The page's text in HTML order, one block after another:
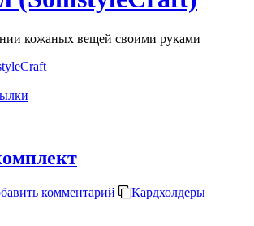
кожаных вещей своими руками
комментарий
Кардхолдеры